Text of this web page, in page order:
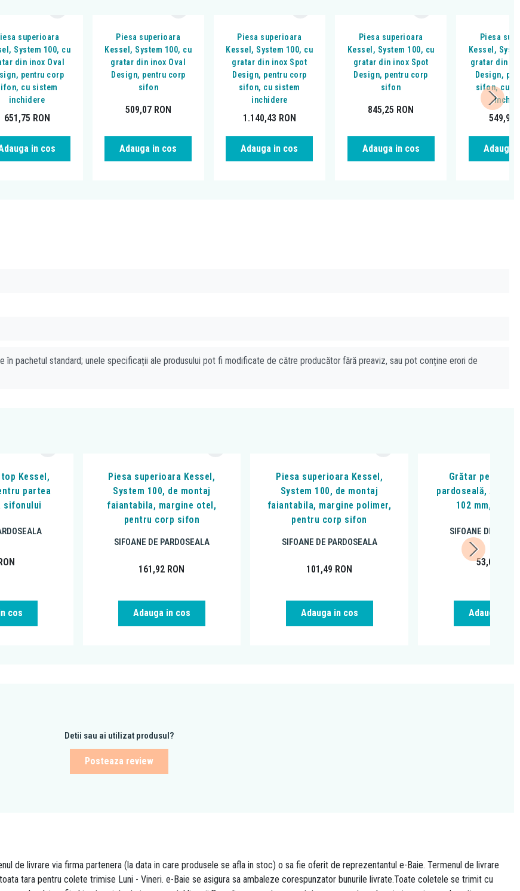
superioara
System 100, cu
din inox Oval
pentru corp
cu sistem
inchidere
651,75 RON
in cos
Piesa superioara
Kessel, System 100, cu
gratar din inox Oval
Design, pentru corp
sifon
509,07 RON
Adauga in cos
Piesa superioara
Kessel, System 100, cu
gratar din inox Spot
Design, pentru corp
sifon, cu sistem
inchidere
1.140,43 RON
Adauga in cos
Piesa superioara
Kessel, System 100, cu
gratar din inox Spot
Design, pentru corp
sifon
845,25 RON
Adauga in cos
Piesa
Kessel,
gratar din
Design,
sifon, cu
549,92
Adauga
în pachetul standard; unele specificații ale produsului pot fi modificate de către producător fără preaviz, sau pot conține erori de
Kessel,
partea
sifonului
RON
cos
Piesa superioara Kessel,
System 100, de montaj
faiantabila, margine otel,
pentru corp sifon
SIFOANE DE PARDOSEALA
161,92 RON
Adauga in cos
Piesa superioara Kessel,
System 100, de montaj
faiantabila, margine polimer,
pentru corp sifon
SIFOANE DE PARDOSEALA
101,49 RON
Adauga in cos
Grătar pentru
pardoseală,
102 mm,
SIFOANE DE
53,00
Adauga in
Detii sau ai utilizat produsul?
Posteaza review
de livrare via firma partenera (la data in care produsele se afla in stoc) o sa fie oferit de reprezentantul e-Baie. Termenul de livrare
tara pentru colete trimise Luni - Vineri. e-Baie se asigura sa ambaleze corespunzator bunurile livrate.Toate coletele se trimit cu